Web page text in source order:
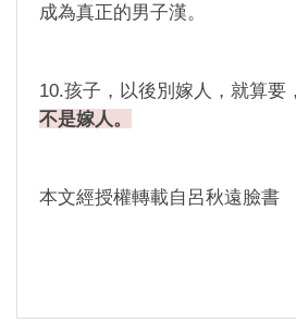
成為真正的男子漢。
10.孩子，以後別嫁人，就算要，
不是嫁人。
本文經授權轉載自呂秋遠臉書